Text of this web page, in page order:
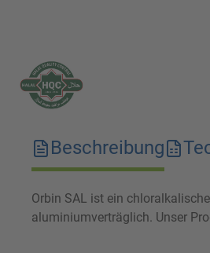
Beschreibung
Orbin SAL ist ein
aluminiumverträglich. Unser